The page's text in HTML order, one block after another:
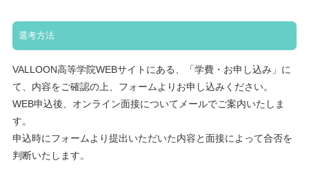
選考方法
VALLOON高等学院WEBサイトにある、「学費・お申し込み」に
て、内容をご確認の上、フォームよりお申し込みください。
WEB申込後、オンライン面接についてメールでご案内いたしま
す。
申込時にフォームより提出いただいた内容と面接によって合否を
判断いたします。